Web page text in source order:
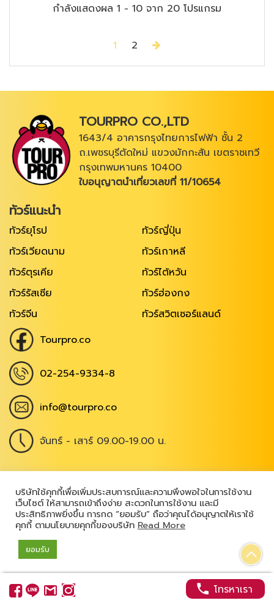
กำลังแสดงผล 1 - 10 จาก 20 โปรแกรม
1 2
บริษัทใช้คุกกี้เพื่อเพิ่มประสบการณ์และความพึงพอใจในการใช้งาน
เว็บไซต์ ให้สามารถเข้าถึงง่าย สะดวกในการใช้งาน และมี
ประสิทธิภาพยิ่งขึ้น การกด “ยอมรับ” ถือว่าคุณได้อนุญาตให้เราใช้
คุกกี้ ตามนโยบายคุกกี้ของบริษัท Read More
ยอมรับ
TOURPRO CO.,LTD
1643/4 อาคารกรุงไทยการไฟฟ้า ชั้น 2
ถ.เพชรบุรีตัดใหม่ แขวงมักกะสัน เขตราชเทวี
กรุงเทพมหานคร 10400
ใบอนุญาตนำเที่ยวเลขที่ 11/10654
ทัวร์แนะนำ
ทัวร์ยุโรป
ทัวร์ญี่ปุ่น
ทัวร์เวียดนาม
ทัวร์เกาหลี
ทัวร์ตุรเคีย
ทัวร์ไต้หวัน
ทัวร์รัสเซีย
ทัวร์ฮ่องกง
ทัวร์จีน
ทัวร์สวิตเซอร์แลนด์
Tourpro.co
02-254-9334-8
info@tourpro.co
จันทร์ - เสาร์ 09.00-19.00 น.
Copyright @ 2026 , All Rights Reserved|
เข้าสู่ระบบ
โทรหาเรา